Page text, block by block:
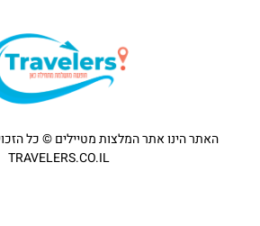
האתר הינו אתר המלצות מטיילים © כל
TRAVELERS.CO.IL